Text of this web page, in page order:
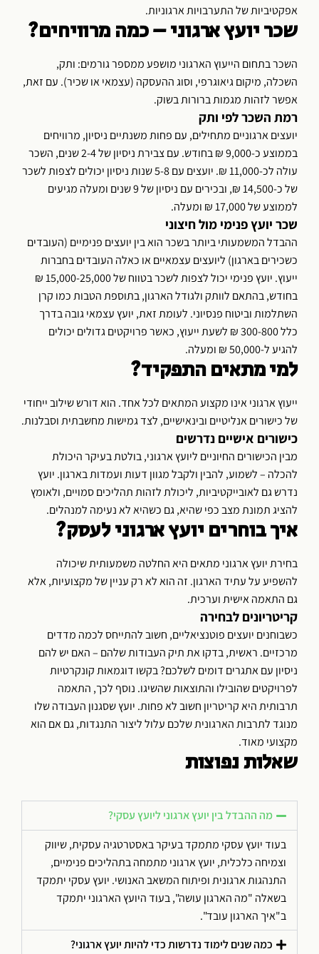
אפקטיביות של התערבויות ארגוניות.
שכר יועץ ארגוני – כמה מרוויחים?
השכר בתחום הייעוץ הארגוני מושפע ממספר גורמים: ותק,
השכלה, מיקום גיאוגרפי, וסוג ההעסקה (עצמאי או שכיר). עם זאת,
אפשר לזהות מגמות ברורות בשוק.
רמת השכר לפי ותק
יועצים ארגוניים מתחילים, עם פחות משנתיים ניסיון, מרוויחים
בממוצע כ-9,000 ₪ בחודש. עם צבירת ניסיון של 2-4 שנים, השכר
עולה לכ-11,000 ₪. יועצים עם 5-8 שנות ניסיון יכולים לצפות לשכר
של כ-14,500 ₪, ובכירים עם ניסיון של 9 שנים ומעלה מגיעים
לממוצע של 17,000 ₪ ומעלה.
שכר יועץ פנימי מול חיצוני
ההבדל המשמעותי ביותר בשכר הוא בין יועצים פנימיים (העובדים
כשכירים בארגון) ליועצים עצמאיים או כאלה העובדים בחברות
ייעוץ. יועץ פנימי יכול לצפות לשכר בטווח של 15,000-25,000 ₪
בחודש, בהתאם לוותק ולגודל הארגון, בתוספת הטבות כמו קרן
השתלמות וביטוח פנסיוני. לעומת זאת, יועץ עצמאי גובה בדרך
כלל 300-800 ₪ לשעת ייעוץ, כאשר פרויקטים גדולים יכולים
להגיע ל-50,000 ₪ ומעלה.
למי מתאים התפקיד?
ייעוץ ארגוני אינו מקצוע המתאים לכל אחד. הוא דורש שילוב ייחודי
של כישורים אנליטיים ובינאישיים, לצד גמישות מחשבתית וסבלנות.
כישורים אישיים נדרשים
מבין הכישורים החיוניים ליועץ ארגוני, בולטת בעיקר היכולת
להכלה – לשמוע, להבין ולקבל מגוון דעות ועמדות בארגון. יועץ
נדרש גם לאובייקטיביות, ליכולת לזהות תהליכים סמויים, ולאומץ
להציג תמונת מצב כפי שהיא, גם כשהיא לא נעימה למנהלים.
איך בוחרים יועץ ארגוני לעסק?
בחירת יועץ ארגוני מתאים היא החלטה משמעותית שיכולה
להשפיע על עתיד הארגון. זה הוא לא רק עניין של מקצועיות, אלא
גם התאמה אישית וערכית.
קריטריונים לבחירה
כשבוחנים יועצים פוטנציאליים, חשוב להתייחס לכמה מדדים
מרכזיים. ראשית, בדקו את תיק העבודות שלהם – האם יש להם
ניסיון עם אתגרים דומים לשלכם? בקשו דוגמאות קונקרטיות
לפרויקטים שהובילו והתוצאות שהשיגו. נוסף לכך, התאמה
תרבותית היא קריטריון חשוב לא פחות. יועץ שסגנון העבודה שלו
מנוגד לתרבות הארגונית שלכם עלול ליצור התנגדות, גם אם הוא
מקצועי מאוד.
שאלות נפוצות
מה ההבדל בין יועץ ארגוני ליועץ עסקי?
בעוד יועץ עסקי מתמקד בעיקר באסטרטגיה עסקית, שיווק
וצמיחה כלכלית, יועץ ארגוני מתמחה בתהליכים פנימיים,
התנהגות ארגונית ופיתוח המשאב האנושי. יועץ עסקי יתמקד
בשאלה "מה הארגון עושה", בעוד היועץ הארגוני יתמקד
ב"איך הארגון עובד".
כמה שנים לימוד נדרשות כדי להיות יועץ ארגוני?